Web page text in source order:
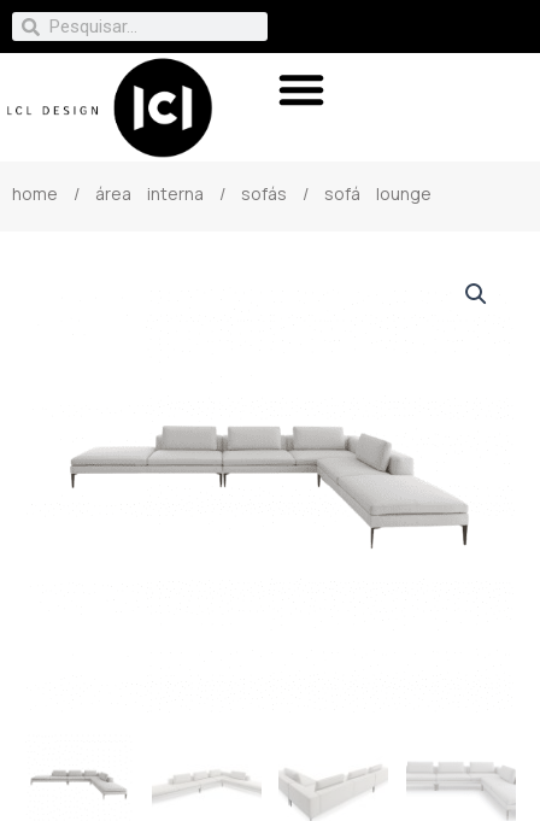
home / área interna / sofás / sofá lounge